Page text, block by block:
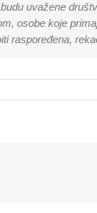
uvažene
osobe koje
raspoređena,